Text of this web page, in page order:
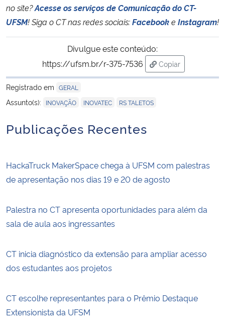
no site?Acesse os serviços de Comunicação do CT-
UFSM!Siga o CT nas redes sociais:Facebooke Instagram!
Divulgue este conteúdo:
https://ufsm.br/r-375-7536
Copiar
para área de
Registrado em GERAL
Assunto(s): INOVAÇÃO INOVATEC RS TALETOS
Publicações Recentes
HackaTruck MakerSpace chega à UFSM com palestras
de apresentação nos dias 19 e 20 de agosto
Palestra no CT apresenta oportunidades para além da
sala de aula aos ingressantes
CT inicia diagnóstico da extensão para ampliar acesso
dos estudantes aos projetos
CT escolhe representantes para o Prêmio Destaque
Extensionista da UFSM